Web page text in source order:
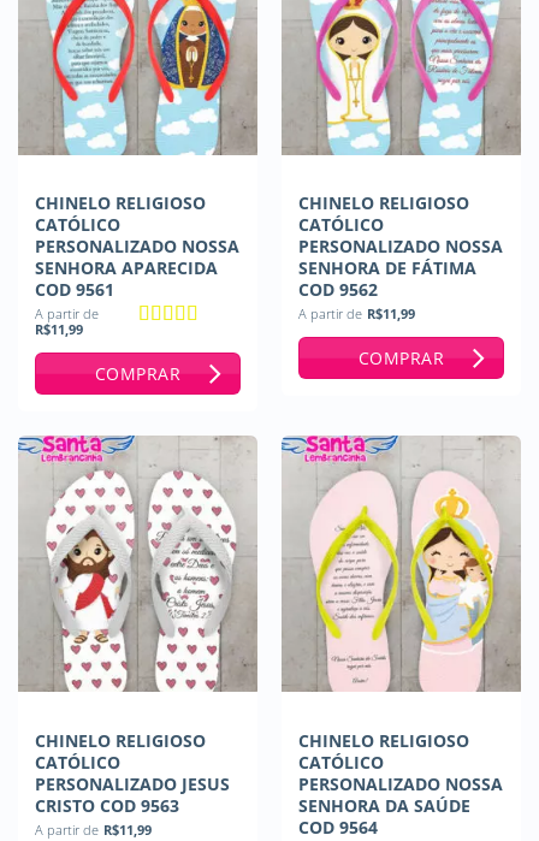
CHINELO RELIGIOSO
CATÓLICO
PERSONALIZADO NOSSA
SENHORA APARECIDA
COD 9561
A partir de
R$11,99
COMPRAR
CHINELO RELIGIOSO
CATÓLICO
PERSONALIZADO NOSSA
SENHORA DE FÁTIMA
COD 9562
A partir de R$11,99
COMPRAR
CHINELO RELIGIOSO
CATÓLICO
PERSONALIZADO JESUS
CRISTO COD 9563
A partir de R$11,99
CHINELO RELIGIOSO
CATÓLICO
PERSONALIZADO NOSSA
SENHORA DA SAÚDE
COD 9564